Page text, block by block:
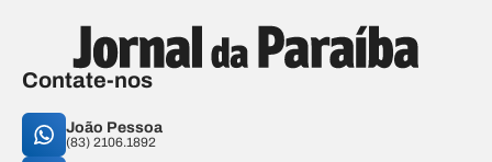
Contate-nos
João Pessoa
(83) 2106.1892